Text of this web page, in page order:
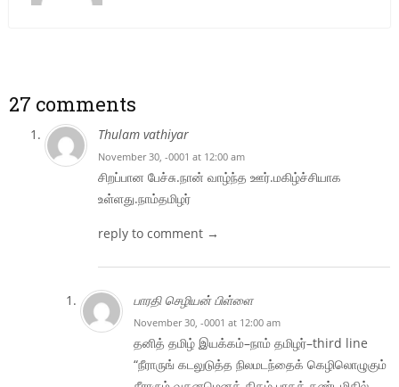
27 comments
Thulam vathiyar
November 30, -0001 at 12:00 am
சிறப்பான பேச்சு.நான் வாழ்ந்த ஊர்.மகிழ்ச்சியாக
உள்ளது.நாம்தமிழர்
reply to comment →
பாரதி செழியன் பிள்ளை
November 30, -0001 at 12:00 am
தனித் தமிழ் இயக்கம்–நாம் தமிழர்–third line
“நீராருங் கடலுடுத்த நிலமடந்தைக் கெழிலொழுகும்